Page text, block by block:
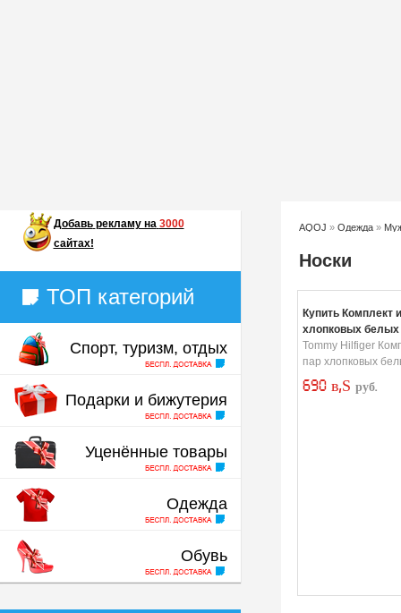
Добавь рекламу на 3000
сайтах!
ТОП категорий
Спорт, туризм, отдых
Подарки и бижутерия
Уценённые товары
Одежда
Обувь
AQOJ » Одежда »
Носки
Купить Комплект
хлопковых белых
Tommy Hilfiger
пар хлопковых
690 в‚Ѕ руб.